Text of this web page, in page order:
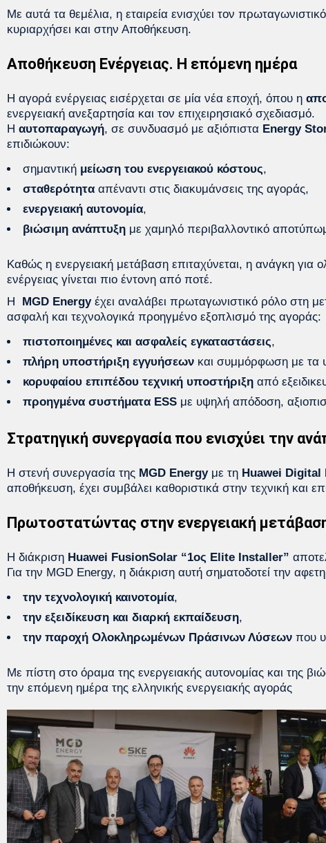
Με αυτά τα θεμέλια, η εταιρεία ενισχύει τον
κυριαρχήσει και στην Αποθήκευση.
Αποθήκευση Ενέργειας. Η επόμενη ημέρα
Η αγορά ενέργειας εισέρχεται σε μία νέα εποχή, όπου η
ενεργειακή ανεξαρτησία και τον επιχειρησιακό σχεδιασμό.
Η αυτοπαραγωγή, σε συνδυασμό με αξιόπιστα Energy
επιδιώκουν:
σημαντική μείωση του ενεργειακού κόστους,
σταθερότητα απέναντι στις διακυμάνσεις της αγοράς,
ενεργειακή αυτονομία,
βιώσιμη ανάπτυξη με χαμηλό περιβαλλοντικό
Καθώς η ενεργειακή μετάβαση επιταχύνεται, η ανάγκη
ενέργειας γίνεται πιο έντονη από ποτέ.
Η MGD Energyέχει αναλάβει πρωταγωνιστικό ρόλο στη
ασφαλή και τεχνολογικά προηγμένο εξοπλισμό της αγοράς:
πιστοποιημένες και ασφαλείς εγκαταστάσεις,
πλήρη υποστήριξη εγγυήσεων και συμμόρφωση με τα
κορυφαίου επιπέδου τεχνική υποστήριξη από
προηγμένα συστήματα ESS με υψηλή απόδοση,
Στρατηγική συνεργασία που ενισχύει την
Η στενή συνεργασία της MGD Energyμε τη Huawei Digital
αποθήκευση, έχει συμβάλει καθοριστικά στην τεχνική και
Πρωτοστατώντας στην ενεργειακή
Η διάκριση Huawei FusionSolar “1ος Elite Installer”
Για την MGD Energy, η διάκριση αυτή σηματοδοτεί την
την τεχνολογική καινοτομία,
την εξειδίκευση και διαρκή εκπαίδευση,
την παροχή Ολοκληρωμένων Πράσινων Λύσεων που
Με πίστη στο όραμα της ενεργειακής αυτονομίας και της
την επόμενη ημέρα της ελληνικής ενεργειακής αγοράς